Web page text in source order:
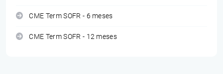
CME Term SOFR - 6 meses
CME Term SOFR - 12 meses